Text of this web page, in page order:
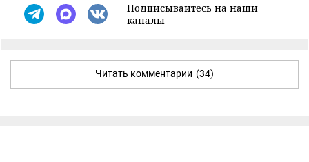
Подписывайтесь на наши
каналы
Читать комментарии (34)